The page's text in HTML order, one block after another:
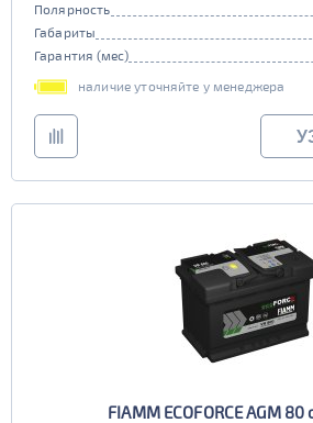
Полярность
Габариты
Гарантия (мес)
наличие уточняйте у менеджера
FIAMM ECOFORCE AGM